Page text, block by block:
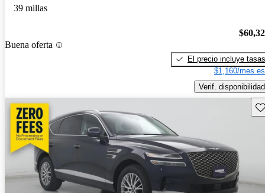
39 millas
Buena oferta
El precio incluye tasas
$1,160/mes
Verif. disponibilidad